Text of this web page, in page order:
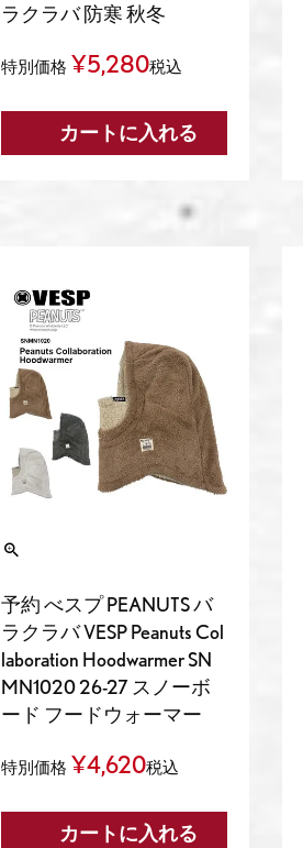
ラクラバ 防寒 秋冬
特別価格 ¥5,280税込
カートに入れる
予約 べスプ PEANUTS バ
ラクラバ VESP Peanuts Col
laboration Hoodwarmer SN
MN1020 26-27 スノーボ
ード フードウォーマー
特別価格 ¥4,620税込
カートに入れる